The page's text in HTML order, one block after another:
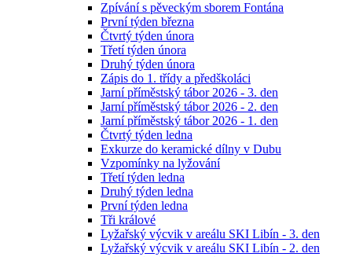
Zpívání s pěveckým sborem Fontána
První týden března
Čtvrtý týden února
Třetí týden února
Druhý týden února
Zápis do 1. třídy a předškoláci
Jarní příměstský tábor 2026 - 3. den
Jarní příměstský tábor 2026 - 2. den
Jarní příměstský tábor 2026 - 1. den
Čtvrtý týden ledna
Exkurze do keramické dílny v Dubu
Vzpomínky na lyžování
Třetí týden ledna
Druhý týden ledna
První týden ledna
Tři králové
Lyžařský výcvik v areálu SKI Libín - 3. den
Lyžařský výcvik v areálu SKI Libín - 2. den